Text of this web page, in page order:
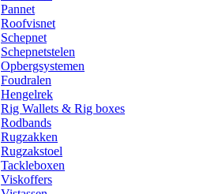
Pannet
Roofvisnet
Schepnet
Schepnetstelen
Opbergsystemen
Foudralen
Hengelrek
Rig Wallets & Rig boxes
Rodbands
Rugzakken
Rugzakstoel
Tackleboxen
Viskoffers